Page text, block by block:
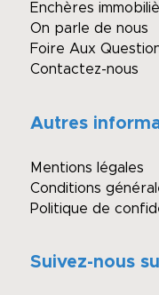
Enchères
On parle de nous
Foire Aux
Contactez-nous
Autres
Mentions légales
Conditions
Politique de
Suivez-nous